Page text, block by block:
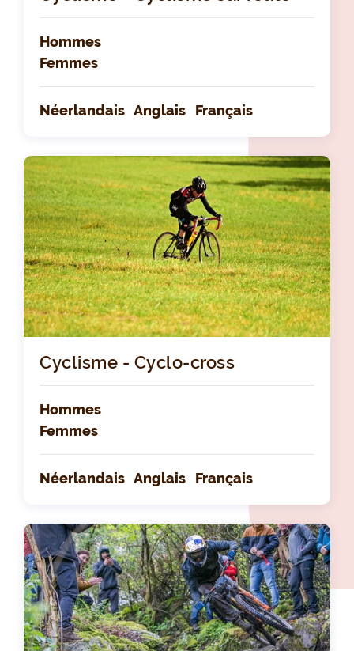
Hommes
Femmes
Néerlandais Anglais Français
Cyclisme - Cyclo-cross
Hommes
Femmes
Néerlandais Anglais Français